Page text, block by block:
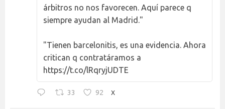
árbitros no nos favorecen. Aquí parece q
siempre ayudan al Madrid."
"Tienen barcelonitis, es una evidencia. Ahora
critican q contratáramos a
https://t.co/lRqryjUDTE
33 92 X